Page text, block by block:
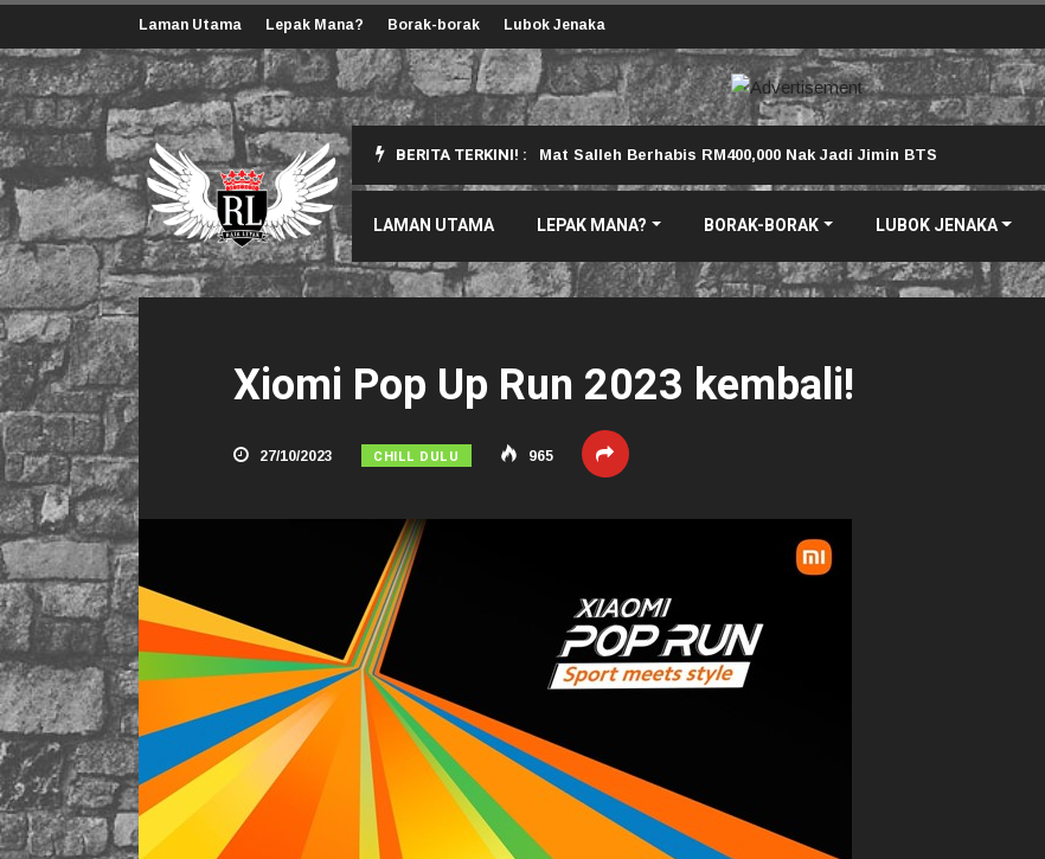
Laman Utama Lepak Mana? Borak-borak Lubok Jenaka
BERITA TERKINI! :
Korang Perlu Tahu Mat Salleh Berhabis RM400,000 Nak Jadi Jimin BTS
LAMAN UTAMA LEPAK MANA? BORAK-BORAK LUBOK JENAKA
Xiomi Pop Up Run 2023 kembali!
27/10/2023 CHILL DULU 965